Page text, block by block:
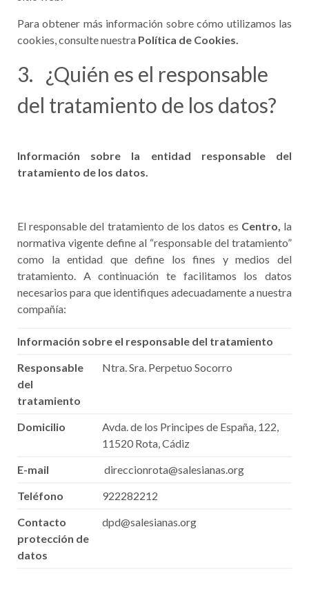
Para obtener más información sobre cómo utilizamos las
cookies, consulte nuestra Política de Cookies.
3. ¿Quién es el responsable
del tratamiento de los datos?
Información sobre la entidad responsable del
tratamiento de los datos.
El responsable del tratamiento de los datos es Centro, la
normativa vigente define al “responsable del tratamiento”
como la entidad que define los fines y medios del
tratamiento. A continuación te facilitamos los datos
necesarios para que identifiques adecuadamente a nuestra
compañía:
Información sobre el responsable del tratamiento
Responsable
del
tratamiento
Ntra. Sra. Perpetuo Socorro
Domicilio
Avda. de los Principes de España, 122,
11520 Rota, Cádiz
E-mail
direccionrota@salesianas.org
Teléfono
922282212
Contacto
protección de
datos
dpd@salesianas.org